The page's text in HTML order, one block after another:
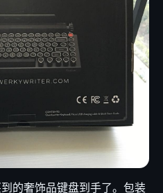
的奢饰品键盘到手了。包装